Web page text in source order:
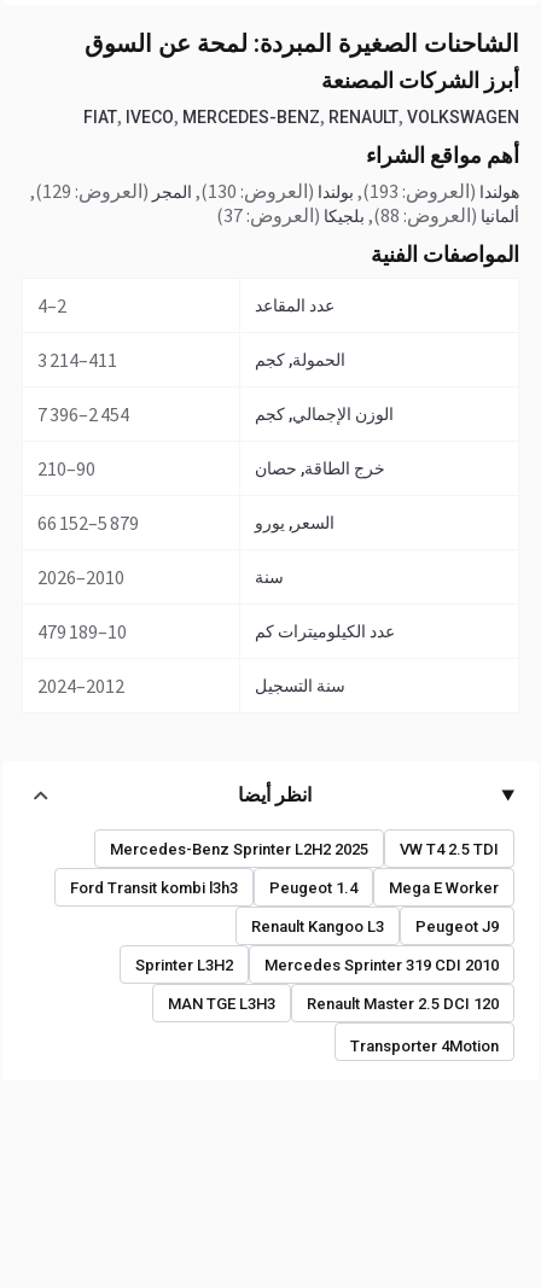
الشاحنات الصغيرة المبردة: لمحة عن السوق
أبرز الشركات المصنعة
FIAT, IVECO, MERCEDES-BENZ, RENAULT, VOLKSWAGEN
أهم مواقع الشراء
هولندا (العروض: 193) , بولندا (العروض: 130) , المجر (العروض: 129) ,
ألمانيا (العروض: 88) , بلجيكا (العروض: 37)
المواصفات الفنية
عدد المقاعد 2–4
الحمولة, كجم 411–3 214
الوزن الإجمالي, كجم 2 454–7 396
خرج الطاقة, حصان 90–210
السعر, يورو 5 879–66 152
سنة 2010–2026
عدد الكيلوميترات كم 10–479 189
سنة التسجيل 2012–2024
انظر أيضا
VW T4 2.5 TDI
Mercedes-Benz Sprinter L2H2 2025
Mega E Worker
Peugeot 1.4
Ford Transit kombi l3h3
Peugeot J9
Renault Kangoo L3
Mercedes Sprinter 319 CDI 2010
Sprinter L3H2
Renault Master 2.5 DCI 120
MAN TGE L3H3
Transporter 4Motion